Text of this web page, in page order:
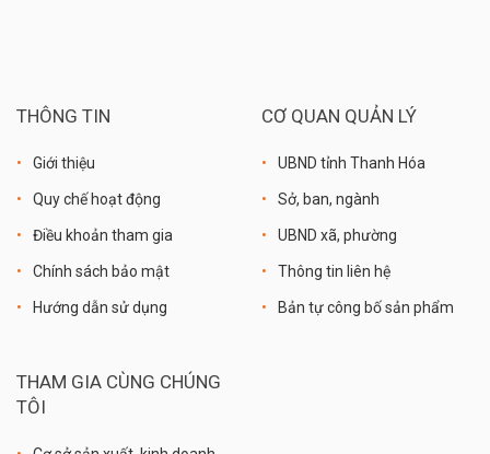
THÔNG TIN
Giới thiệu
Quy chế hoạt động
Điều khoản tham gia
Chính sách bảo mật
Hướng dẫn sử dụng
CƠ QUAN QUẢN LÝ
UBND tỉnh Thanh Hóa
Sở, ban, ngành
UBND xã, phường
Thông tin liên hệ
Bản tự công bố sản phẩm
THAM GIA CÙNG CHÚNG
TÔI